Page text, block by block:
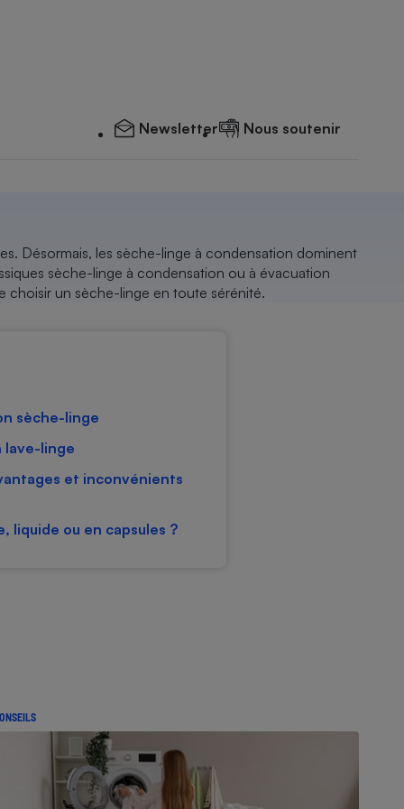
Newsletter Nous soutenir
Désormais, les sèche-linge à condensation dominent
sèche-linge à condensation ou à évacuation
choisir un sèche-linge en toute sérénité.
sèche-linge
lave-linge
et inconvénients
liquide ou en capsules ?